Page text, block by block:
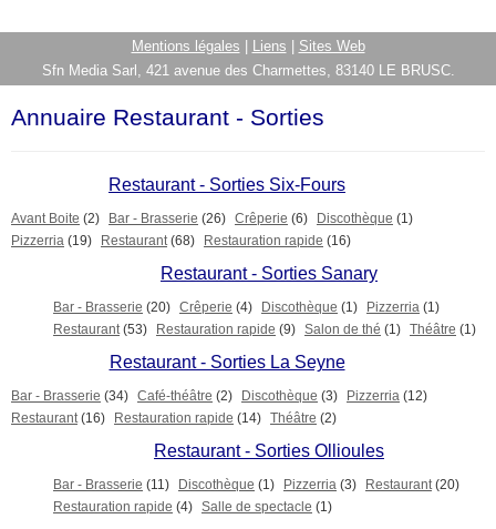
Mentions légales Liens
Sites Web
Sfn Media Sarl, 421 avenue des Charmettes, 83140 LE BRUSC.
Annuaire Restaurant - Sorties
Restaurant - Sorties Six-Fours
Avant Boite (2) Bar - Brasserie (26) Crêperie (6) Discothèque (1)
Pizzerria (19) Restaurant (68) Restauration rapide (16)
Restaurant - Sorties Sanary
Bar - Brasserie (20) Crêperie (4) Discothèque (1) Pizzerria (1)
Restaurant (53) Restauration rapide (9) Salon de thé (1) Théâtre (1)
Restaurant - Sorties La Seyne
Bar - Brasserie (34) Café-théâtre (2) Discothèque (3) Pizzerria (12)
Restaurant (16) Restauration rapide (14) Théâtre (2)
Restaurant - Sorties Ollioules
Bar - Brasserie (11) Discothèque (1) Pizzerria (3) Restaurant (20)
Restauration rapide (4) Salle de spectacle (1)